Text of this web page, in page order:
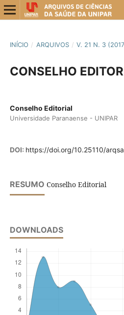
INÍCIO / ARQUIVOS / V. 21 N. 3
CONSELHO
Conselho Editorial
Universidade Paranaense - UNIPAR
DOI: https://doi.org/10.25110/
RESUMO Conselho Editorial
DOWNLOADS